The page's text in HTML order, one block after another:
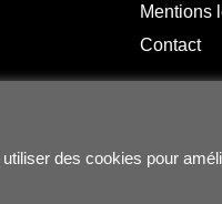
Mentions
Contact
des cookies pour